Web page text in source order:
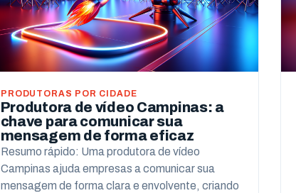
PRODUTORAS POR CIDADE
Produtora de vídeo Campinas: a
chave para comunicar sua
mensagem de forma eficaz
Resumo rápido: Uma produtora de vídeo
Campinas ajuda empresas a comunicar sua
mensagem de forma clara e envolvente, criando